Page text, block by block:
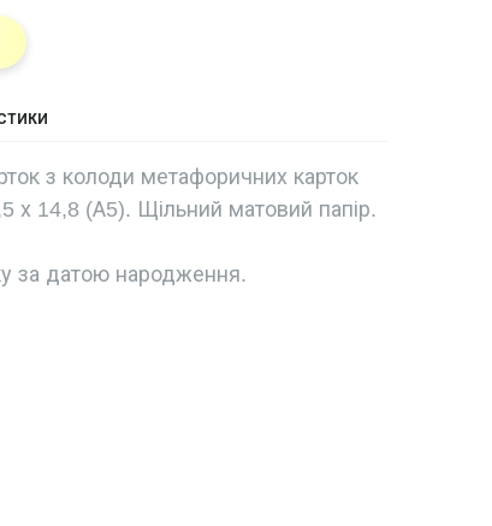
з колоди метафоричних карток
х 14,8 (А5). Щільний матовий папір.
за датою народження.